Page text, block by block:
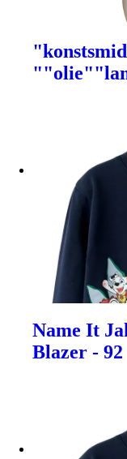
Name It
Blazer - 92